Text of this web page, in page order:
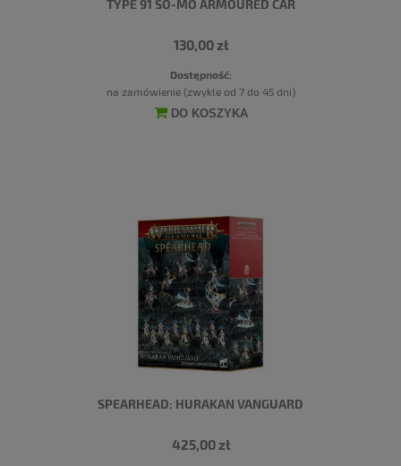
TYPE 91 SO-MO ARMOURED CAR
130,00 zł
Dostępność:
na zamówienie (zwykle od 7 do 45 dni)
DO KOSZYKA
SPEARHEAD: HURAKAN VANGUARD
425,00 zł